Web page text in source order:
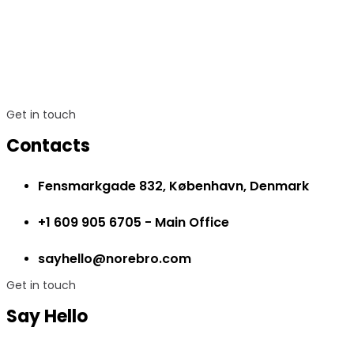
Get in touch
Contacts
Fensmarkgade 832, København, Denmark
+1 609 905 6705 - Main Office
sayhello@norebro.com
Get in touch
Say Hello